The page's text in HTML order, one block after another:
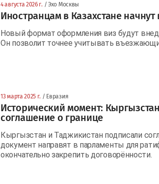
4 августа 2026 г. / Эхо Москвы
Иностранцам в Казахстане
Новый формат оформления виз будут
Он позволит точнее учитывать
13 марта 2025 г. / Евразия
Исторический момент:
соглашение о границе
Кыргызстан и Таджикистан подписали
документ направят в парламенты для
окончательно закрепить договорённости.